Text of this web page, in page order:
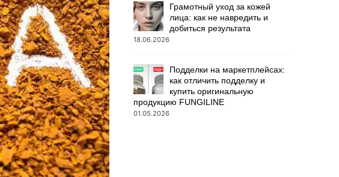
Грамотный уход за кожей
лица: как не навредить и
добиться результата
18.06.2026
Подделки на маркетплейсах:
как отличить подделку и
купить оригинальную
продукцию FUNGILINE
01.05.2026